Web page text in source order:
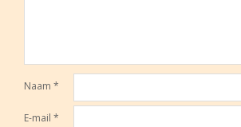
Naam *
E-mail *